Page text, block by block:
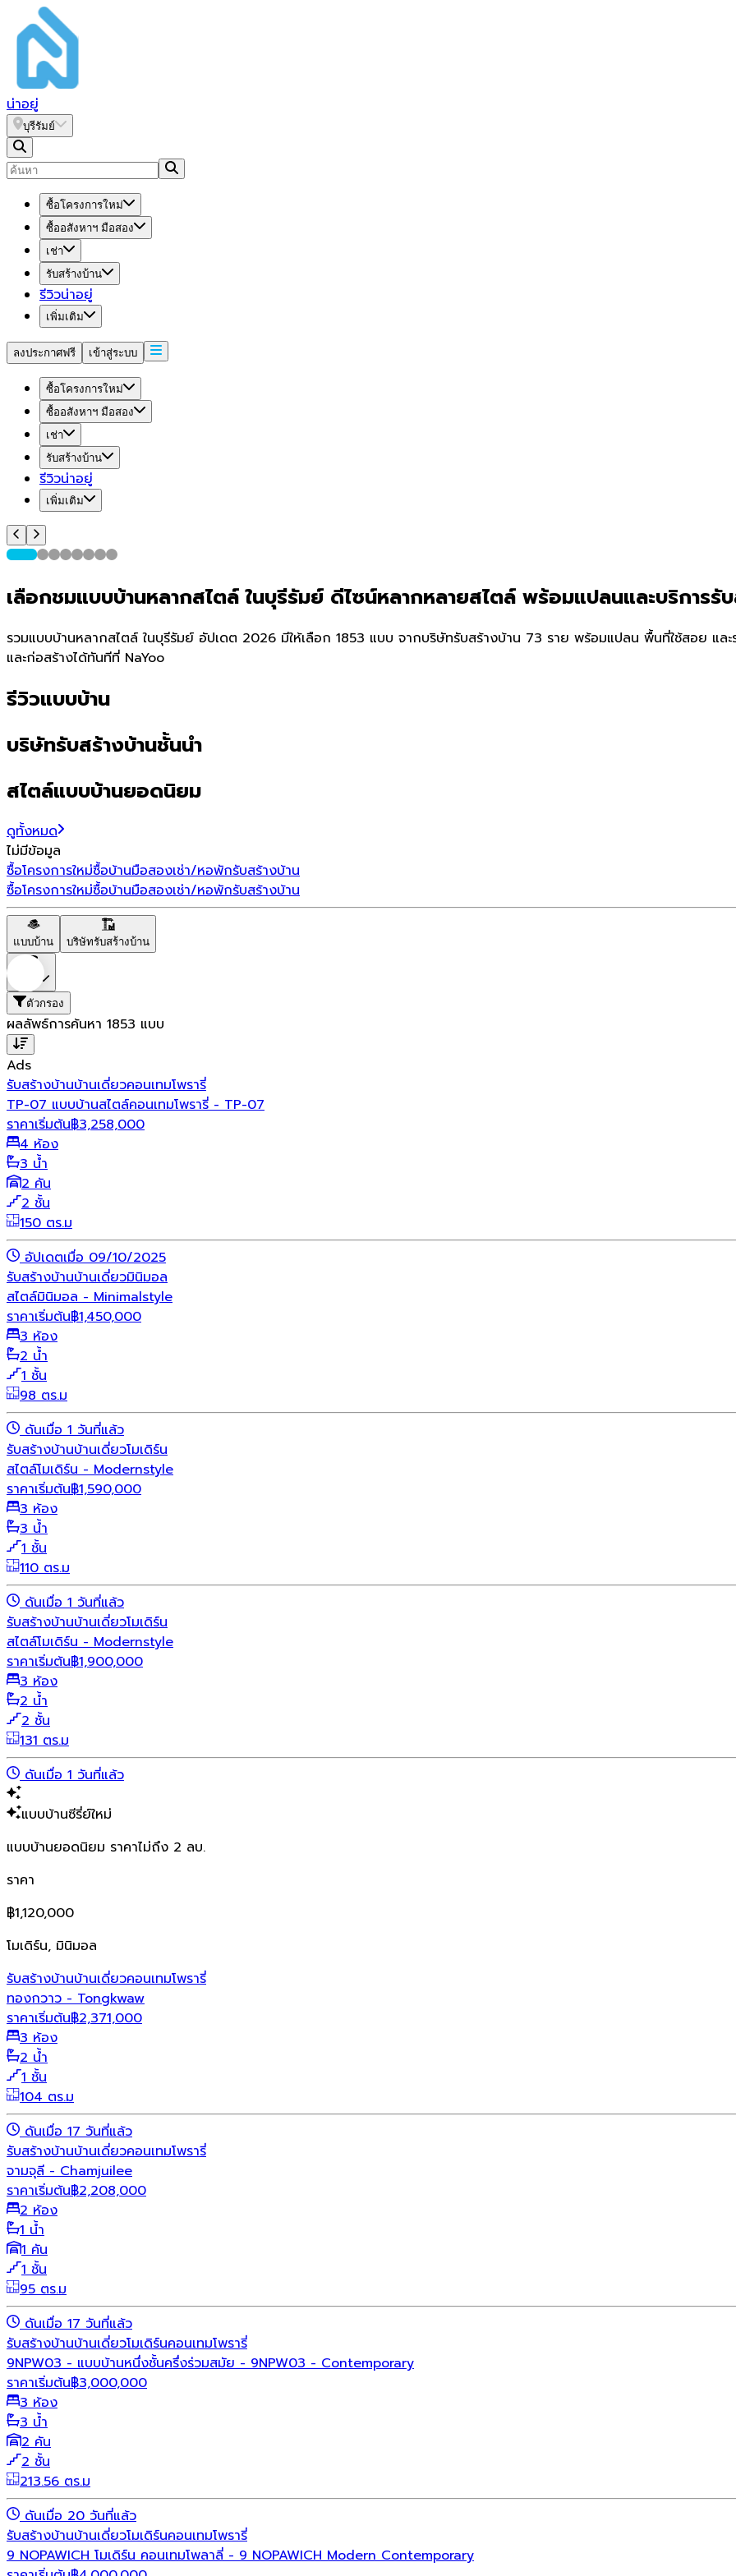
น่าอยู่
บุรีรัมย์
ซื้อโครงการใหม่
ซื้ออสังหาฯ มือสอง
เช่า
รับสร้างบ้าน
รีวิวน่าอยู่
เพิ่มเติม
ลงประกาศฟรี เข้าสู่ระบบ
ซื้อโครงการใหม่
ซื้ออสังหาฯ มือสอง
เช่า
รับสร้างบ้าน
รีวิวน่าอยู่
เพิ่มเติม
เลือกชมแบบบ้านหลากสไตล์ ในบุรีรัมย์ ดีไซน์หลากหลายสไตล์ พร้อมแปลนและบริการรั
รวมแบบบ้านหลากสไตล์ ในบุรีรัมย์ อัปเดต 2026 มีให้เลือก 1853 แบบ จากบริษัทรับสร้างบ้าน 73 ราย พร้อมแปลน พื้นที่ใช้สอย แล
และก่อสร้างได้ทันทีที่ NaYoo
รีวิวแบบบ้าน
บริษัทรับสร้างบ้านชั้นนำ
สไตล์แบบบ้านยอดนิยม
ดูทั้งหมด
ไม่มีข้อมูล
ซื้อโครงการใหม่ซื้อบ้านมือสองเช่า/หอพักรับสร้างบ้าน
ซื้อโครงการใหม่ซื้อบ้านมือสองเช่า/หอพักรับสร้างบ้าน
แบบบ้าน บริษัทรับสร้างบ้าน
ตัวกรอง
ผลลัพธ์การค้นหา 1853 แบบ
Ads
รับสร้างบ้านบ้านเดี่ยวคอนเทมโพรารี่
TP-07 แบบบ้านสไตล์คอนเทมโพรารี่ - TP-07
ราคาเริ่มต้น฿3,258,000
4 ห้อง
3 น้ำ
2 คัน
2 ชั้น
150 ตร.ม
อัปเดตเมื่อ 09/10/2025
รับสร้างบ้านบ้านเดี่ยวมินิมอล
สไตล์มินิมอล - Minimalstyle
ราคาเริ่มต้น฿1,450,000
3 ห้อง
2 น้ำ
1 ชั้น
98 ตร.ม
ดันเมื่อ 1 วันที่แล้ว
รับสร้างบ้านบ้านเดี่ยวโมเดิร์น
สไตล์โมเดิร์น - Modernstyle
ราคาเริ่มต้น฿1,590,000
3 ห้อง
3 น้ำ
1 ชั้น
110 ตร.ม
ดันเมื่อ 1 วันที่แล้ว
รับสร้างบ้านบ้านเดี่ยวโมเดิร์น
สไตล์โมเดิร์น - Modernstyle
ราคาเริ่มต้น฿1,900,000
3 ห้อง
2 น้ำ
2 ชั้น
131 ตร.ม
ดันเมื่อ 1 วันที่แล้ว
แบบบ้านซีรี่ย์ใหม่
แบบบ้านยอดนิยม ราคาไม่ถึง 2 ลบ.
ราคา
฿1,120,000
โมเดิร์น, มินิมอล
รับสร้างบ้านบ้านเดี่ยวคอนเทมโพรารี่
ทองกวาว - Tongkwaw
ราคาเริ่มต้น฿2,371,000
3 ห้อง
2 น้ำ
1 ชั้น
104 ตร.ม
ดันเมื่อ 17 วันที่แล้ว
รับสร้างบ้านบ้านเดี่ยวคอนเทมโพรารี่
จามจุลี - Chamjuilee
ราคาเริ่มต้น฿2,208,000
2 ห้อง
1 น้ำ
1 คัน
1 ชั้น
95 ตร.ม
ดันเมื่อ 17 วันที่แล้ว
รับสร้างบ้านบ้านเดี่ยวโมเดิร์นคอนเทมโพรารี่
9NPW03 - แบบบ้านหนึ่งชั้นครึ่งร่วมสมัย - 9NPW03 - Contemporary
ราคาเริ่มต้น฿3,000,000
3 ห้อง
3 น้ำ
2 คัน
2 ชั้น
213.56 ตร.ม
ดันเมื่อ 20 วันที่แล้ว
รับสร้างบ้านบ้านเดี่ยวโมเดิร์นคอนเทมโพรารี่
9 NOPAWICH โมเดิร์น คอนเทมโพลาลี่ - 9 NOPAWICH Modern Contemporary